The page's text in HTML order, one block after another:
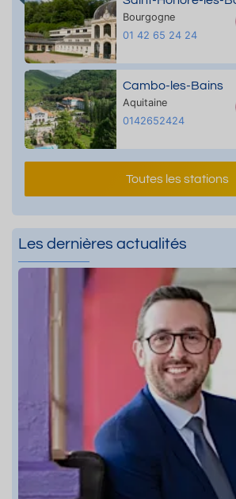
Bourgogne
01 42 65 24 24
Cambo-les-Bains
Aquitaine
0142652424
Toutes les stations
Les dernières actualités